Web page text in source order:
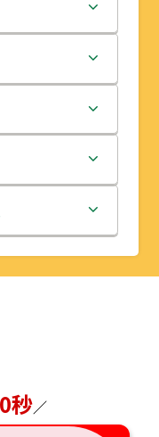
秒／